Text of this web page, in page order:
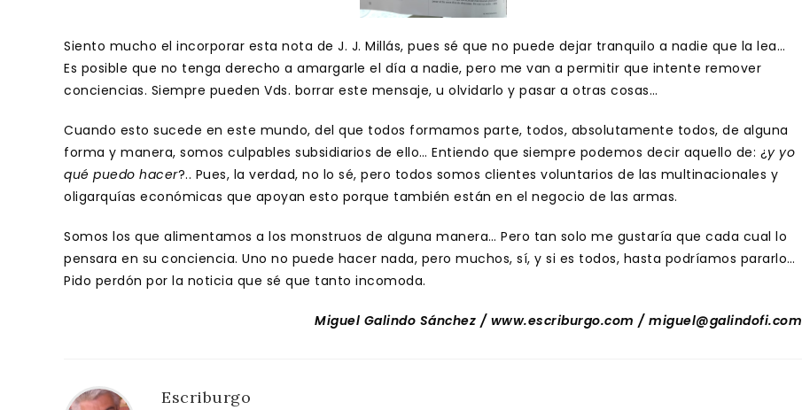
Siento mucho el incorporar esta nota de J. J. Millás, pues sé que no puede dejar tranquilo a nadie que la lea…
Es posible que no tenga derecho a amargarle el día a nadie, pero me van a permitir que intente remover
conciencias. Siempre pueden Vds. borrar este mensaje, u olvidarlo y pasar a otras cosas…
Cuando esto sucede en este mundo, del que todos formamos parte, todos, absolutamente todos, de alguna
forma y manera, somos culpables subsidiarios de ello… Entiendo que siempre podemos decir aquello de: ¿y yo
qué puedo hacer?.. Pues, la verdad, no lo sé, pero todos somos clientes voluntarios de las multinacionales y
oligarquías económicas que apoyan esto porque también están en el negocio de las armas.
Somos los que alimentamos a los monstruos de alguna manera… Pero tan solo me gustaría que cada cual lo
pensara en su conciencia. Uno no puede hacer nada, pero muchos, sí, y si es todos, hasta podríamos pararlo…
Pido perdón por la noticia que sé que tanto incomoda.
Miguel Galindo Sánchez / www.escriburgo.com / miguel@galindofi.com
Escriburgo